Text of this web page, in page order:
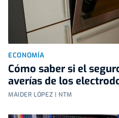
ECONOMÍA
Cómo saber si el
averías de los
MAIDER LÓPEZ | NTM